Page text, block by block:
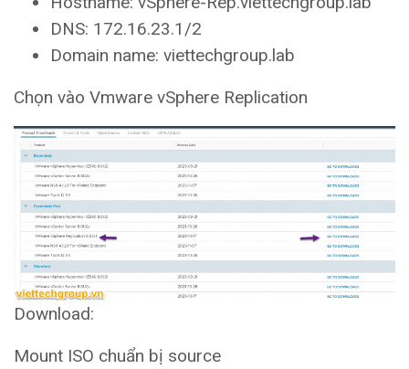
DNS: 172.16.23.1/2
Domain name: viettechgroup.lab
Chọn vào Vmware vSphere Replication
Download:
Mount ISO chuẩn bị source